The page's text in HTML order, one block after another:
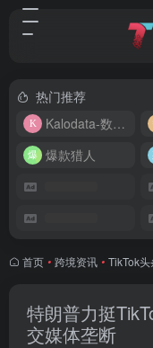
热门推荐
Kalodata-数据分析平台
爆款猎人
首页 • 跨境资讯 • TikTok头
特朗普力挺
交媒体垄断